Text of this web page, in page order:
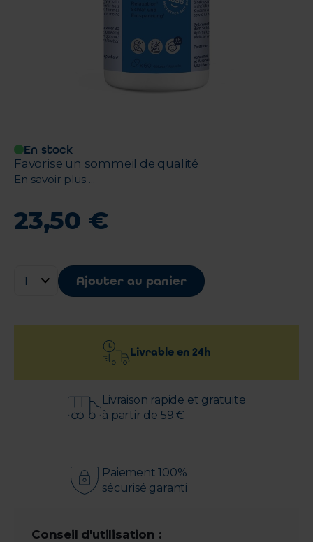
En stock
Favorise un sommeil de qualité
En savoir plus ...
23,50 €
Ajouter au panier
Livrable en 24h
Livraison rapide et gratuite
à partir de 59 €
Paiement 100%
sécurisé garanti
Conseil d'utilisation :